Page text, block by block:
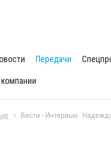
Передачи
Вести - Интервью :